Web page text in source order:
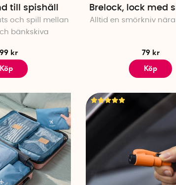
Beställ idag, snabb leverans!
produkter är designade för att lösa
enklare och mer effektiva. Från
som effektiviserar
jag till min husvagn?
bästsäljande produkter för husvagnar är
De är kompakta, effektiva och
på vägen.
köksredskap behövs i ett modernt hem?
till spishäll
och spill mellan
bänkskiva
kr
Köp
Brelock, lock med
Alltid en smörkniv
79 kr
Köp